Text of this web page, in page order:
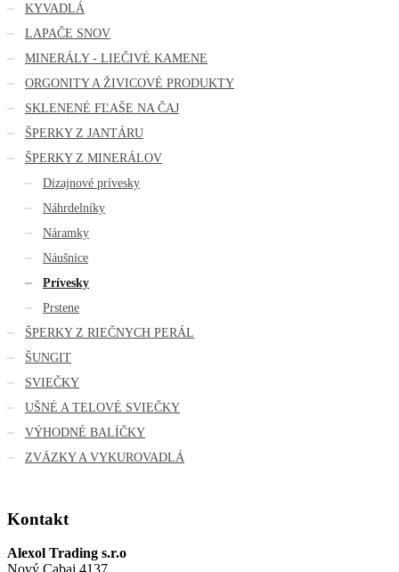
KYVADLÁ
LAPAČE SNOV
MINERÁLY - LIEČIVÉ KAMENE
ORGONITY A ŽIVICOVÉ PRODUKTY
SKLENENÉ FĽAŠE NA ČAJ
ŠPERKY Z JANTÁRU
ŠPERKY Z MINERÁLOV
Dizajnové prívesky
Náhrdelníky
Náramky
Náušnice
Prívesky
Prstene
ŠPERKY Z RIEČNYCH PERÁL
ŠUNGIT
SVIEČKY
UŠNÉ A TELOVÉ SVIEČKY
VÝHODNÉ BALÍČKY
ZVÄZKY A VYKUROVADLÁ
Kontakt
Alexol Trading s.r.o